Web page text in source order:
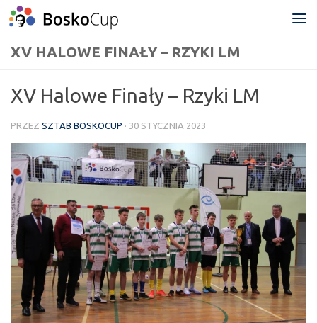
Przejdź do treści
XV HALOWE FINAŁY – RZYKI LM
XV Halowe Finały – Rzyki LM
PRZEZ SZTAB BOSKOCUP · 30 STYCZNIA 2023